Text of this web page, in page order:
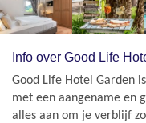
Info over Good Life
Good Life Hotel Garden
met een aangename en
alles aan om je verblijf